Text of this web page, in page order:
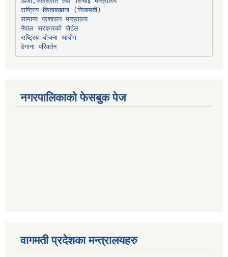
सामान्य प्रशासन मन्त्रालय
नेपाल सरकारको पोर्टल
राष्ट्रिय योजना आयोग
ठेगाना परिवर्तन
नगरपालिकाको फेसबुक पेज
वागमती प्रदेशका मन्त्रालयहरु